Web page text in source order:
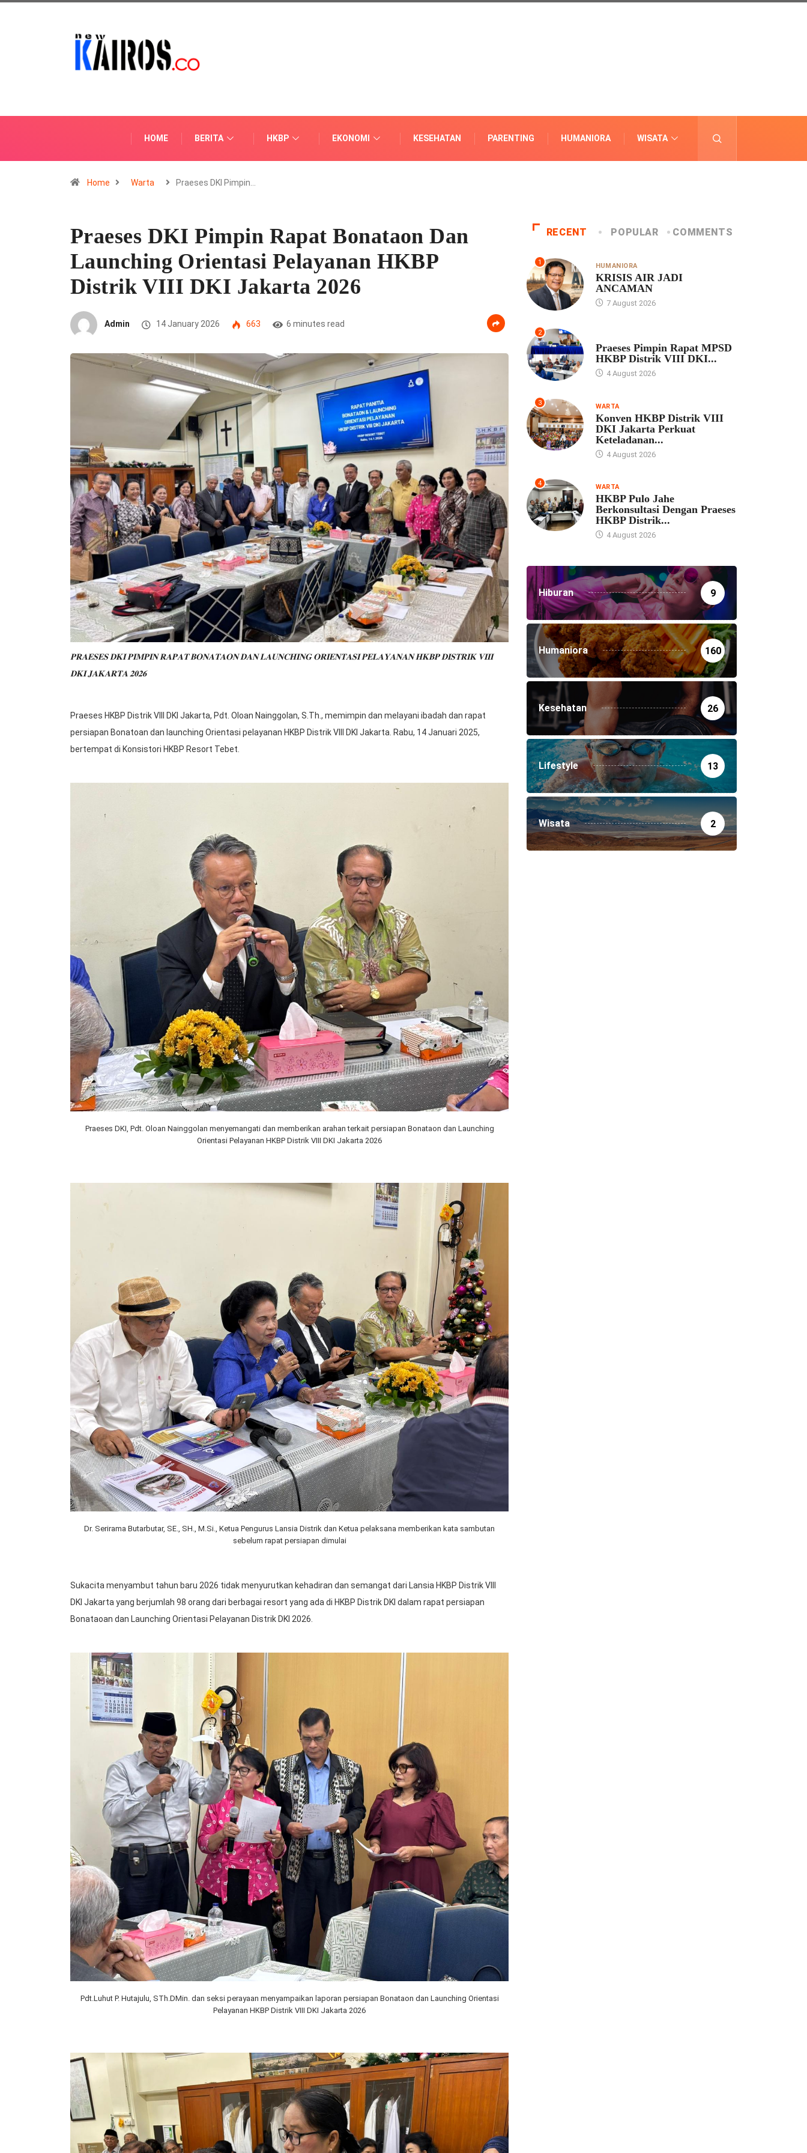
HOME BERITA HKBP EKONOMI KESEHATAN PARENTING HUMANIORA WISATA
Home Warta Praeses DKI Pimpin…
Praeses DKI Pimpin Rapat Bonataon Dan
Launching Orientasi Pelayanan HKBP
Distrik VIII DKI Jakarta 2026
Admin 14 January 2026 663 6 minutes read
𝐏𝐑𝐀𝐄𝐒𝐄𝐒 𝐃𝐊𝐈 𝐏𝐈𝐌𝐏𝐈𝐍 𝐑𝐀𝐏𝐀𝐓 𝐁𝐎𝐍𝐀𝐓𝐀𝐎𝐍 𝐃𝐀𝐍 𝐋𝐀𝐔𝐍𝐂𝐇𝐈𝐍𝐆 𝐎𝐑𝐈𝐄𝐍𝐓𝐀𝐒𝐈 𝐏𝐄𝐋𝐀𝐘𝐀𝐍𝐀𝐍 𝐇𝐊𝐁𝐏 𝐃𝐈𝐒𝐓𝐑𝐈𝐊 𝐕𝐈𝐈𝐈
𝐃𝐊𝐈 𝐉𝐀𝐊𝐀𝐑𝐓𝐀 𝟐𝟎𝟐𝟔
Praeses HKBP Distrik VIII DKI Jakarta, Pdt. Oloan Nainggolan, S.Th., memimpin dan melayani ibadah dan rapat
persiapan Bonatoan dan launching Orientasi pelayanan HKBP Distrik VIII DKI Jakarta. Rabu, 14 Januari 2025,
bertempat di Konsistori HKBP Resort Tebet.
Praeses DKI, Pdt. Oloan Nainggolan menyemangati dan memberikan arahan terkait persiapan Bonataon dan Launching
Orientasi Pelayanan HKBP Distrik VIII DKI Jakarta 2026
Dr. Serirama Butarbutar, SE., SH., M.Si., Ketua Pengurus Lansia Distrik dan Ketua pelaksana memberikan kata sambutan
sebelum rapat persiapan dimulai
Sukacita menyambut tahun baru 2026 tidak menyurutkan kehadiran dan semangat dari Lansia HKBP Distrik VIII
DKI Jakarta yang berjumlah 98 orang dari berbagai resort yang ada di HKBP Distrik DKI dalam rapat persiapan
Bonataoan dan Launching Orientasi Pelayanan Distrik DKI 2026.
Pdt.Luhut P. Hutajulu, STh.DMin. dan seksi perayaan menyampaikan laporan persiapan Bonataon dan Launching Orientasi
Pelayanan HKBP Distrik VIII DKI Jakarta 2026
RECENT POPULAR COMMENTS
1 HUMANIORA
KRISIS AIR JADI
ANCAMAN
7 August 2026
2
Praeses Pimpin Rapat MPSD
HKBP Distrik VIII DKI...
4 August 2026
3 WARTA
Konven HKBP Distrik VIII
DKI Jakarta Perkuat
Keteladanan...
4 August 2026
4 WARTA
HKBP Pulo Jahe
Berkonsultasi Dengan Praeses
HKBP Distrik...
4 August 2026
Hiburan 9
Humaniora 160
Kesehatan 26
Lifestyle 13
Wisata 2